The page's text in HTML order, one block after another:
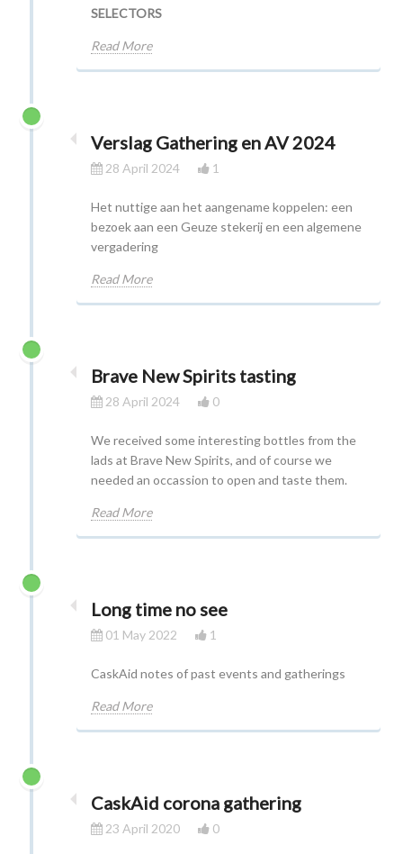
SELECTORS
Read More
Verslag Gathering en AV 2024
28 April 2024 1
Het nuttige aan het aangename koppelen: een
bezoek aan een Geuze stekerij en een algemene
vergadering
Read More
Brave New Spirits tasting
28 April 2024 0
We received some interesting bottles from the
lads at Brave New Spirits, and of course we
needed an occassion to open and taste them.
Read More
Long time no see
01 May 2022 1
CaskAid notes of past events and gatherings
Read More
CaskAid corona gathering
23 April 2020 0